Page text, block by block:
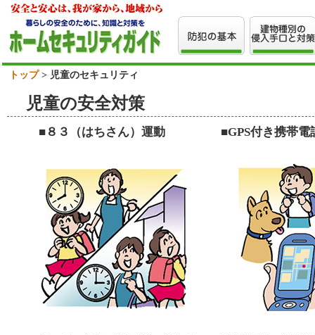
トップ> 児童のセキュリティ
児童の安全対策
■８３（はちさん）運動 ■GPS付き携帯電